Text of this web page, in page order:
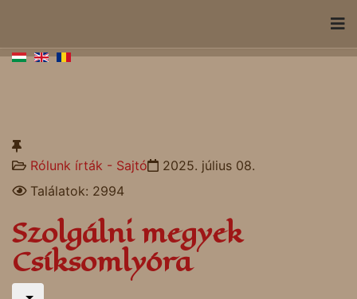
Rólunk írták - Sajtó
2025. július 08.
Találatok: 2994
Szolgálni megyek
Csíksomlyóra